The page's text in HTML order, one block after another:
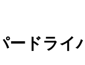
ードライ